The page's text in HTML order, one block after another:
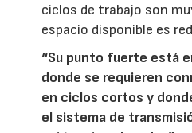
ciclos de trabajo son
espacio disponible es
“Su punto fuerte está
donde se requieren
en ciclos cortos y
el sistema de